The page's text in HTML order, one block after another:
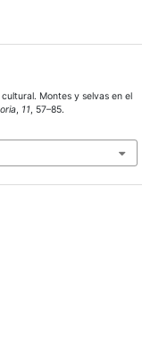
Montes y selvas en el
, 11, 57–85.